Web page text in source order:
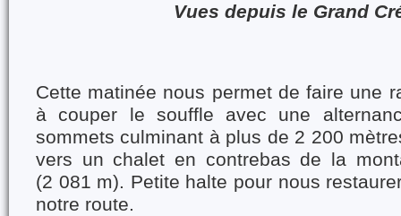
Vues depuis le Grand
Cette matinée nous permet de faire une
à couper le souffle avec une
sommets culminant à plus de 2 200
vers un chalet en contrebas de la
(2 081 m). Petite halte pour nous
notre route.